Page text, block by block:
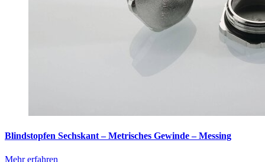
Blindstopfen Sechskant – Metrisches Gewinde – Messing
Mehr erfahren